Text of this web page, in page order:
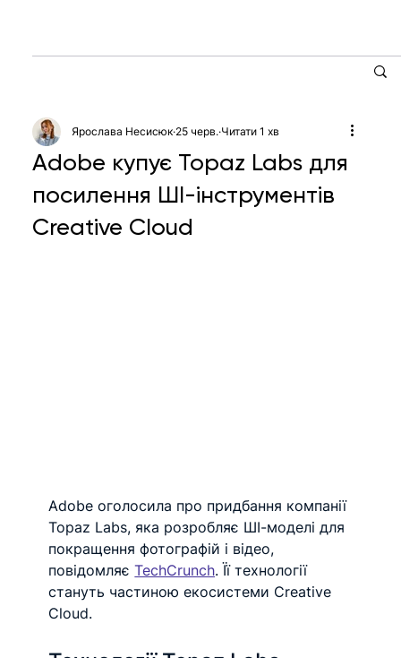
Adobe купує Topaz Labs для
посилення ШІ-інструментів
Creative Cloud
Ярослава Несисюк 25 черв. Читати 1 хв
Adobe оголосила про придбання компанії
Topaz Labs, яка розробляє ШІ-моделі для
покращення фотографій і відео,
повідомляє TechCrunch. Її технології
стануть частиною екосистеми Creative
Cloud.